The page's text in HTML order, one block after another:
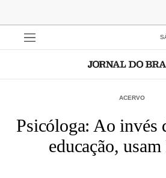
ACERVO
Psicóloga: Ao invés
educação,